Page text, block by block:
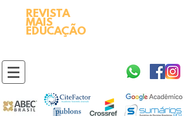
REVISTA
MAIS
EDUCAÇÃO